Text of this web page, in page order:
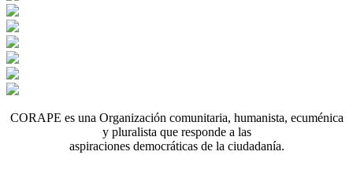
CORAPE es una Organización comunitaria, humanista, ecuménica
y pluralista que responde a las
aspiraciones democráticas de la ciudadanía.